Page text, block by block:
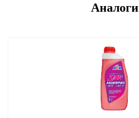
Аналоги